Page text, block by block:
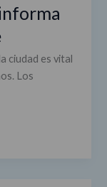
ciudad es vital
Los